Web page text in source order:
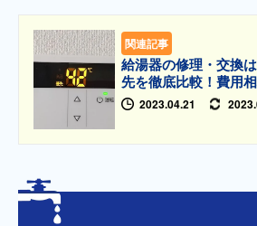
関連記事
給湯器の修理・交換
先を徹底比較！費用
2023.04.21